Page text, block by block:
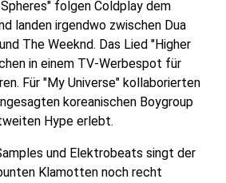
folgen Coldplay dem
landen irgendwo zwischen Dua
The Weeknd. Das Lied "Higher
in einem TV-Werbespot für
Für "My Universe" kollaborierten
koreanischen Boygroup
Hype erlebt.
und Elektrobeats singt der
Klamotten noch recht